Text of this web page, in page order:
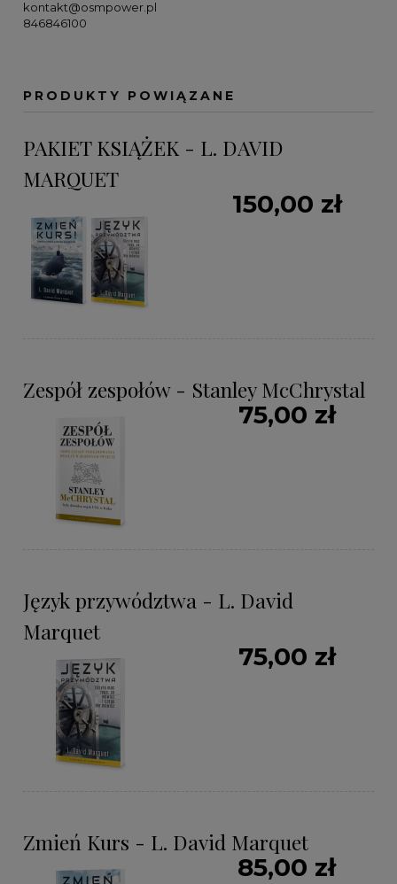
kontakt@osmpower.pl
846846100
PRODUKTY POWIĄZANE
PAKIET KSIĄŻEK - L. DAVID
MARQUET
150,00 zł
Zespół zespołów - Stanley McChrystal
75,00 zł
Język przywództwa - L. David
Marquet
75,00 zł
Zmień Kurs - L. David Marquet
85,00 zł